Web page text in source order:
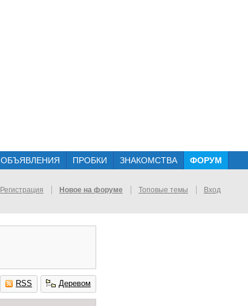
ОБЪЯВЛЕНИЯ ПРОБКИ ЗНАКОМСТВА ФОРУМ
Регистрация Новое на форуме Топовые темы Вход
RSS Деревом